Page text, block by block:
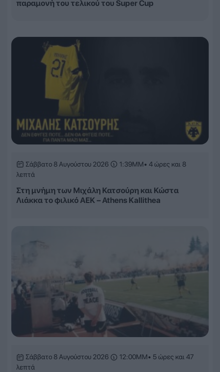
παραμονή του τελικού του Super Cup
Σάββατο 8 Αυγούστου 2026 1:39ΜΜ• 4 ώρες και 8
λεπτά
Στη μνήμη των Μιχάλη Κατσούρη και Κώστα
Λιάκκα το φιλικό ΑΕΚ – Athens Kallithea
Σάββατο 8 Αυγούστου 2026 12:00ΜΜ• 5 ώρες και 47
λεπτά